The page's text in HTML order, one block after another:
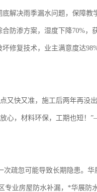
解决雨季漏水问题，保障教
防渗方案，湿度下降70%，
修复技术，业主满意度达
又快又准，施工后两年再
心，材料环保，工期也短
次疏忽可能导致长期隐患。
专业房屋防水补漏，*华展